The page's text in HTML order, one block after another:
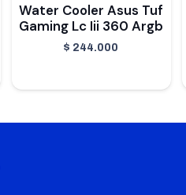
Water Cooler Asus Tuf
Gaming Lc Iii 360 Argb
$ 244.000